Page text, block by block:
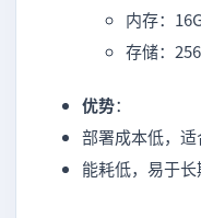
内存：
存储：
优势：
部署成本低，适
能耗低，易于长